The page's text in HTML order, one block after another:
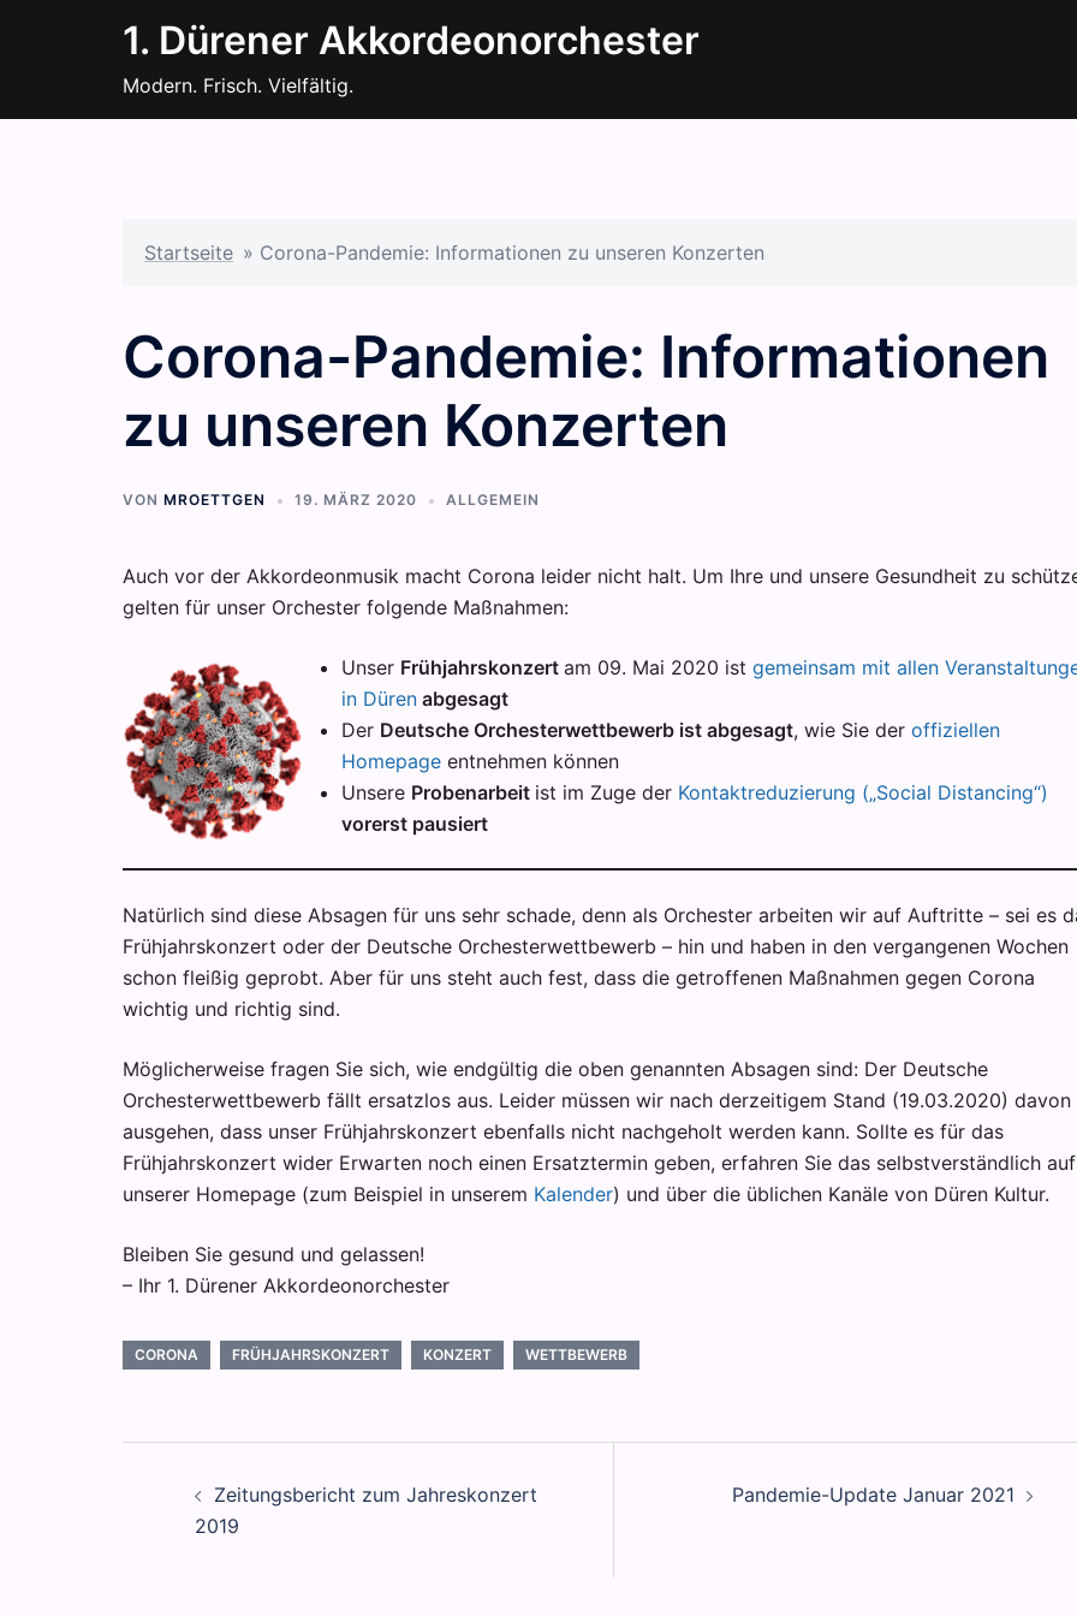
1. Dürener Akkordeonorchester
Modern. Frisch. Vielfältig.
Startseite » Corona-Pandemie: Informationen zu unseren Konzerten
Corona-Pandemie: Informationen
zu unseren Konzerten
VON MROETTGEN 19. MÄRZ 2020 ALLGEMEIN
Auch vor der Akkordeonmusik macht Corona leider nicht halt. Um Ihre und unsere Gesundheit zu
gelten für unser Orchester folgende Maßnahmen:
Unser Frühjahrskonzert am 09. Mai 2020 ist gemeinsam mit allen
in Düren abgesagt
Der Deutsche Orchesterwettbewerb ist abgesagt, wie Sie der offiziellen
Homepage entnehmen können
Unsere Probenarbeit ist im Zuge der Kontaktreduzierung („Social Distancing“)
vorerst pausiert
Natürlich sind diese Absagen für uns sehr schade, denn als Orchester arbeiten wir auf Auftritte – sei es
Frühjahrskonzert oder der Deutsche Orchesterwettbewerb – hin und haben in den vergangenen Wochen
schon fleißig geprobt. Aber für uns steht auch fest, dass die getroffenen Maßnahmen gegen Corona
wichtig und richtig sind.
Möglicherweise fragen Sie sich, wie endgültig die oben genannten Absagen sind: Der Deutsche
Orchesterwettbewerb fällt ersatzlos aus. Leider müssen wir nach derzeitigem Stand (19.03.2020) davon
ausgehen, dass unser Frühjahrskonzert ebenfalls nicht nachgeholt werden kann. Sollte es für das
Frühjahrskonzert wider Erwarten noch einen Ersatztermin geben, erfahren Sie das selbstverständlich auf
unserer Homepage (zum Beispiel in unserem Kalender) und über die üblichen Kanäle von Düren Kultur.
Bleiben Sie gesund und gelassen!
– Ihr 1. Dürener Akkordeonorchester
CORONA FRÜHJAHRSKONZERT KONZERT WETTBEWERB
Zeitungsbericht zum Jahreskonzert
2019
Pandemie-Update Januar 2021